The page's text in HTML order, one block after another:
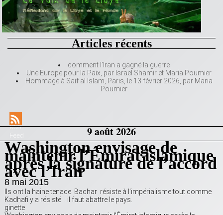
Articles récents
comment l’Iran a gagné la guerre
Une Europe pour la Paix, par Israël Shamir et Maria Poumier
Hommage à Saif al Islam, Paris, le 13 février 2026, par Maria
Poumier
RSS
9 août 2026
Washington envisage de
maintenir l’Émirat islamique
après la signature de l’accord
avec l’Iran
8 mai 2015
Ils ont la haine tenace. Bachar résiste à l’impérialisme tout comme
Kadhafi y a résisté : il faut abattre le pays.
ginette